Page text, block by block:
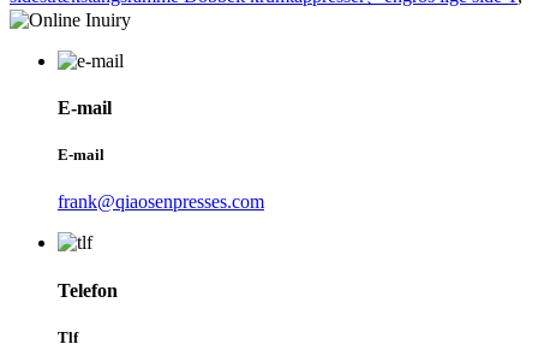
E-mail
E-mail
frank@qiaosenpresses.com
Telefon
Tlf